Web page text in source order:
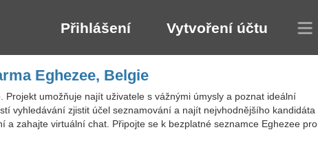
Přihlášení Vytvoření účtu
Eghezee, Belgie
umožňuje najít uživatele s vážnými úmysly a poznat ideální
vyhledávání zjistit účel seznamování a najít nejvhodnějšího kandidáta
a zahajte virtuální chat. Připojte se k bezplatné seznamce Eghezee pro